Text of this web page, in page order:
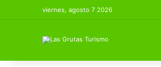
viernes, agosto 7 2026